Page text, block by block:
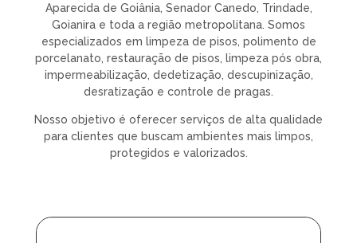
Aparecida de Goiânia, Senador Canedo, Trindade,
Goianira e toda a região metropolitana. Somos
especializados em limpeza de pisos, polimento de
porcelanato, restauração de pisos, limpeza pós obra,
impermeabilização, dedetização, descupinização,
desratização e controle de pragas.
Nosso objetivo é oferecer serviços de alta qualidade
para clientes que buscam ambientes mais limpos,
protegidos e valorizados.